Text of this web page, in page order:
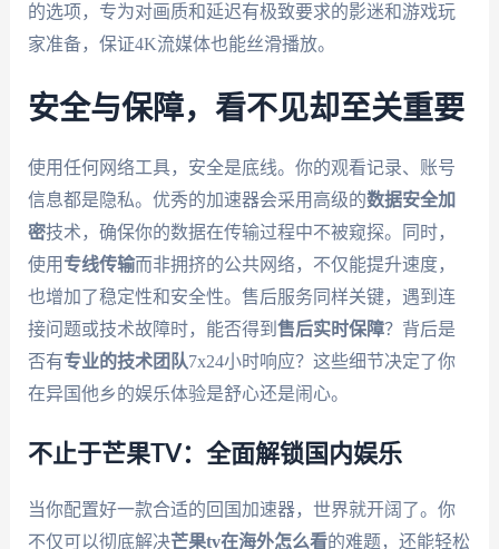
的选项，专为对画质和延迟有极致要求的影迷和游戏玩
家准备，保证4K流媒体也能丝滑播放。
安全与保障，看不见却至关重要
使用任何网络工具，安全是底线。你的观看记录、账号
信息都是隐私。优秀的加速器会采用高级的数据安全加
密技术，确保你的数据在传输过程中不被窥探。同时，
使用 专线传输而非拥挤的公共网络，不仅能提升速度，
也增加了稳定性和安全性。售后服务同样关键，遇到连
接问题或技术故障时，能否得到 售后实时保障？背后是
否有专业的技术团队7x24小时响应？这些细节决定了你
在异国他乡的娱乐体验是舒心还是闹心。
不止于芒果TV：全面解锁国内娱乐
当你配置好一款合适的回国加速器，世界就开阔了。你
不仅可以彻底解决芒果tv在海外怎么看的难题，还能轻松